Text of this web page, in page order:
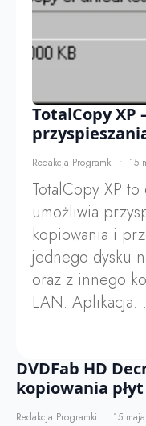
TotalCopy XP
Redakcja Programki 15
TotalCopy XP
umożliwia
kopiowania i
jednego dysku
oraz z innego
LAN. Aplikacja…
DVDFab HD
kopiowania
Redakcja Programki 15